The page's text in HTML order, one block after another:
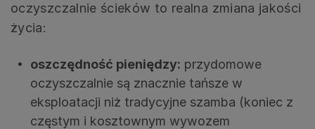
oczyszczalnie ścieków to realna zmiana jakości
życia:
oszczędność pieniędzy: przydomowe
oczyszczalnie są znacznie tańsze w
eksploatacji niż tradycyjne szamba (koniec z
częstym i kosztownym wywozem